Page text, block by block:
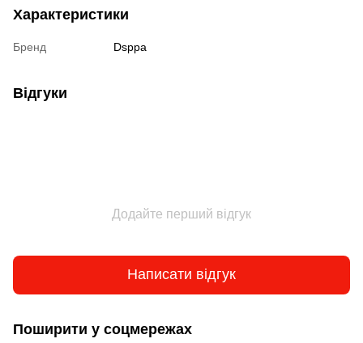
Характеристики
Бренд Dsppa
Відгуки
Додайте перший відгук
Написати відгук
Поширити у соцмережах